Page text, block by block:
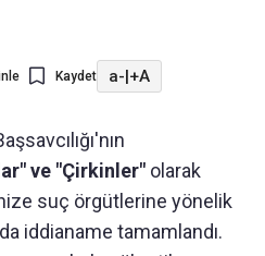
Kaydet a-|+A
ve "Çirkinler" olarak
suç örgütlerine yönelik
iddianame tamamlandı.